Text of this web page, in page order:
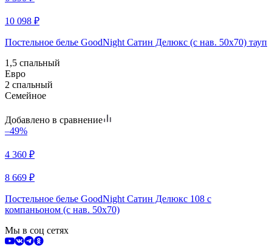
10 098 ₽
Постельное белье GoodNight Сатин Делюкс (с нав. 50х70) тауп
1,5 спальный
Евро
2 спальный
Семейное
Добавлено в сравнение
–49%
4 360 ₽
8 669 ₽
Постельное белье GoodNight Сатин Делюкс 108 с
компаньоном (с нав. 50х70)
Мы в соц сетях